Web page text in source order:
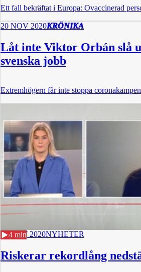
Ett fall bekräftat i Europa: Ovaccinerad
20 NOV 2020KRÖNIKA
Låt inte Viktor Orbán slå
svenska jobb
Extremhögern får inte stoppa coronakampen
4 min
21 OKT 2020NYHETER
Riskerar rekordlång